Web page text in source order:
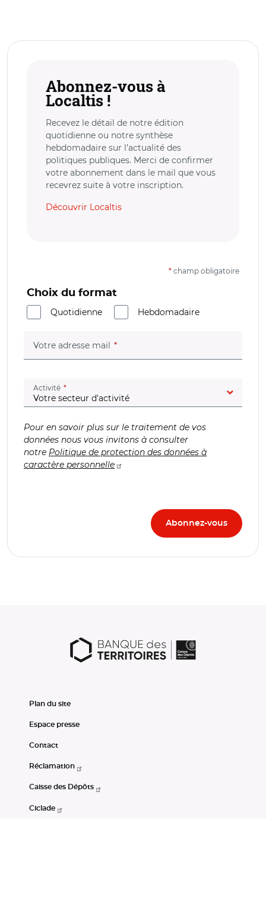
Abonnez-vous à
Localtis !
Recevez le détail de notre édition
quotidienne ou notre synthèse
hebdomadaire sur l’actualité des
politiques publiques. Merci de confirmer
votre abonnement dans le mail que vous
recevrez suite à votre inscription.
Découvrir Localtis
* champ obligatoire
Choix du format
Quotidienne
Hebdomadaire
Votre adresse mail (champ obligatoire)
Activité (champ obligatoire)
Pour en savoir plus sur le traitement de vos
données nous vous invitons à consulter
notre Politique de protection des données à
caractère personnelle
Plan du site
Espace presse
Contact
Réclamation
Caisse des Dépôts
Ciclade